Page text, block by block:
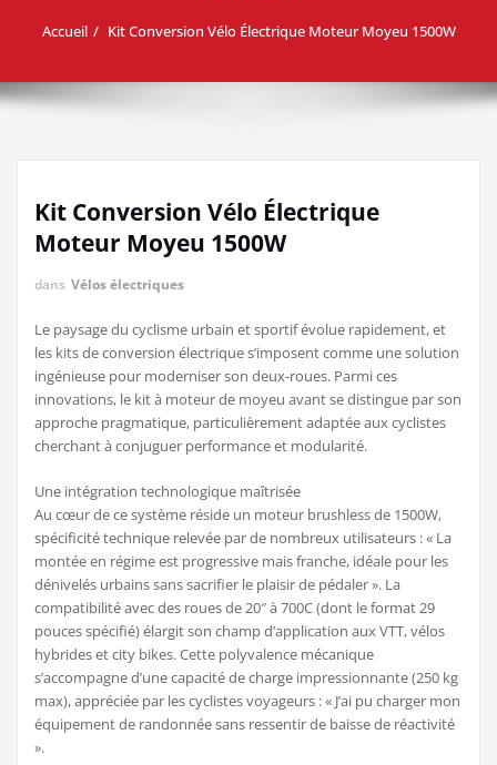
Accueil Kit Conversion Vélo Électrique Moteur Moyeu 1500W
Kit Conversion Vélo Électrique
Moteur Moyeu 1500W
dans Vélos électriques
Le paysage du cyclisme urbain et sportif évolue rapidement, et
les kits de conversion électrique s’imposent comme une solution
ingénieuse pour moderniser son deux-roues. Parmi ces
innovations, le kit à moteur de moyeu avant se distingue par son
approche pragmatique, particulièrement adaptée aux cyclistes
cherchant à conjuguer performance et modularité.
Une intégration technologique maîtrisée
Au cœur de ce système réside un moteur brushless de 1500W,
spécificité technique relevée par de nombreux utilisateurs : « La
montée en régime est progressive mais franche, idéale pour les
dénivelés urbains sans sacrifier le plaisir de pédaler ». La
compatibilité avec des roues de 20″ à 700C (dont le format 29
pouces spécifié) élargit son champ d’application aux VTT, vélos
hybrides et city bikes. Cette polyvalence mécanique
s’accompagne d’une capacité de charge impressionnante (250 kg
max), appréciée par les cyclistes voyageurs : « J’ai pu charger mon
équipement de randonnée sans ressentir de baisse de réactivité
».